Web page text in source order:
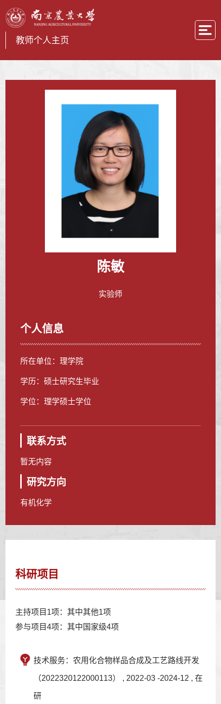
教师个人主页
陈敏
实验师
个人信息
所在单位：理学院
学历：硕士研究生毕业
学位：理学硕士学位
联系方式
暂无内容
研究方向
有机化学
科研项目
主持项目1项：其中其他1项
参与项目4项：其中国家级4项
技术服务：农用化合物样品合成及工艺路线开发
（2022320122000113） , 2022-03 -2024-12 , 在
研